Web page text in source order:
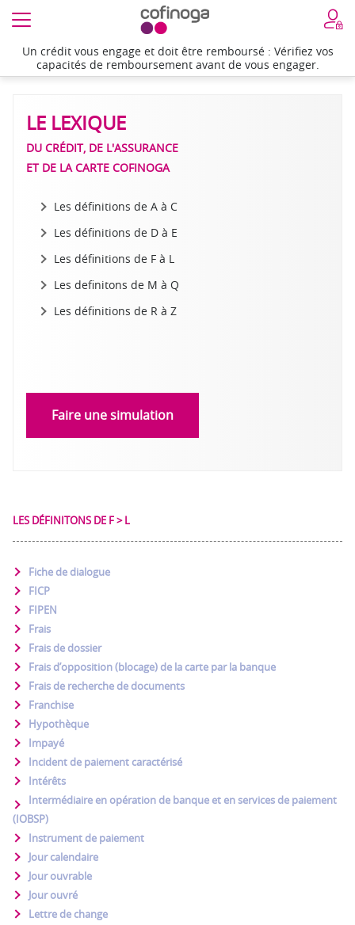
Un crédit vous engage et doit être remboursé : Vérifiez vos
capacités de remboursement avant de vous engager.
Accueil>Le lexique de F à L
LE LEXIQUE
DU CRÉDIT, DE L'ASSURANCE
ET DE LA CARTE COFINOGA
Les définitions de A à C
Les définitions de D à E
Les définitions de F à L
Les definitons de M à Q
Les définitions de R à Z
Faire une simulation
LES DÉFINITONS DE F > L
Fiche de dialogue
FICP
FIPEN
Frais
Frais de dossier
Frais d’opposition (blocage) de la carte par la banque
Frais de recherche de documents
Franchise
Hypothèque
Impayé
Incident de paiement caractérisé
Intérêts
Intermédiaire en opération de banque et en services de paiement
(IOBSP)
Instrument de paiement
Jour calendaire
Jour ouvrable
Jour ouvré
Lettre de change